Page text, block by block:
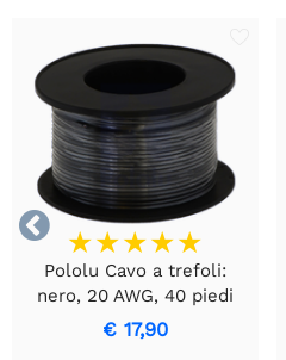

Pololu Cavo a trefoli:
nero, 20 AWG, 40 piedi
€ 17,90